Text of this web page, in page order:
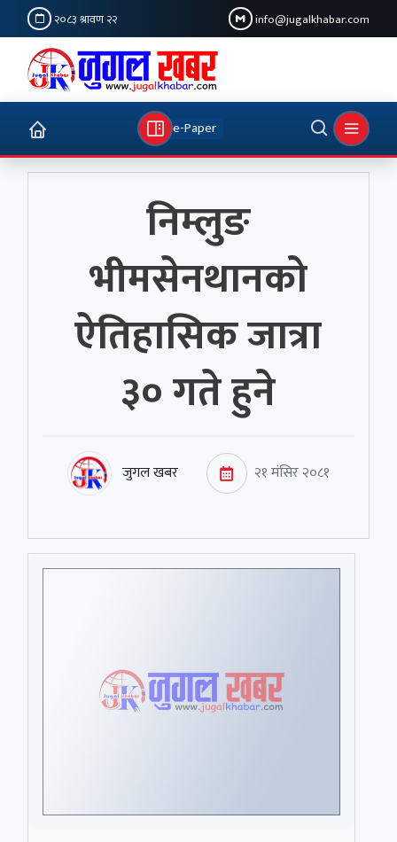
२०८३ श्रावण २२ info@jugalkhabar.com
e-Paper
निम्लुङ
भीमसेनथानको
ऐतिहासिक जात्रा
३० गते हुने
जुगल खबर २१ मंसिर २०८१